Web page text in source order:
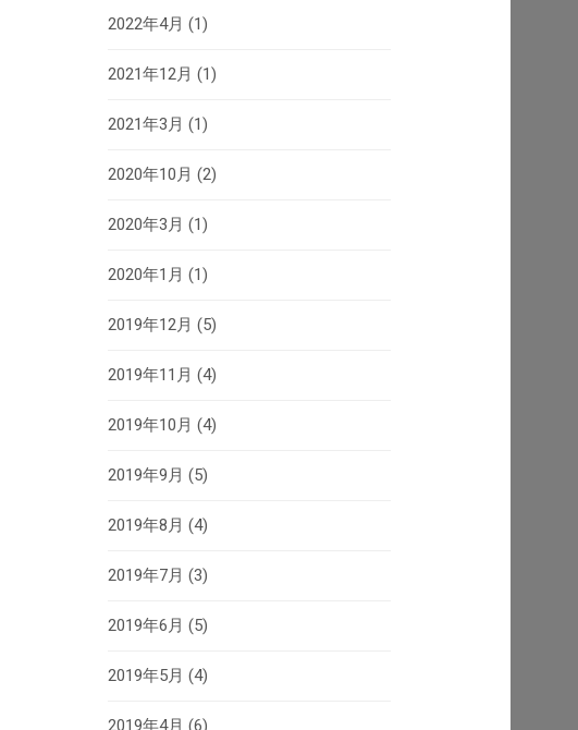
2022年4月 (1)
2021年12月 (1)
2021年3月 (1)
2020年10月 (2)
2020年3月 (1)
2020年1月 (1)
2019年12月 (5)
2019年11月 (4)
2019年10月 (4)
2019年9月 (5)
2019年8月 (4)
2019年7月 (3)
2019年6月 (5)
2019年5月 (4)
2019年4月 (6)